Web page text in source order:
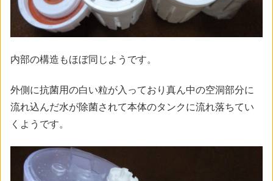
内部の構造もほぼ同じようです。
外側に抗菌用の白い粒が入っており真ん中の空洞部分に
流れ込んだ水が除菌されて本体のタンクに流れ落ちてい
くようです。